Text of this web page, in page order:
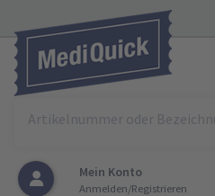
Mein Konto
Anmelden/Registrieren